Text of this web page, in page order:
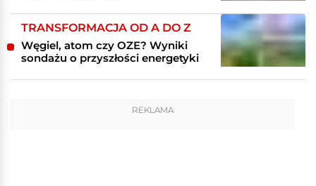
TRANSFORMACJA OD A DO Z
Węgiel, atom czy OZE? Wyniki
sondażu o przyszłości energetyki
REKLAMA